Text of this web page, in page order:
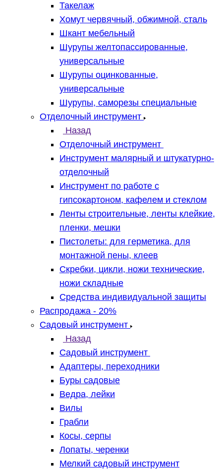
Такелаж
Хомут червячный, обжимной, сталь
Шкант мебельный
Шурупы желтопассированные,
универсальные
Шурупы оцинкованные,
универсальные
Шурупы, саморезы специальные
Отделочный инструмент
Назад
Отделочный инструмент
Инструмент малярный и штукатурно-
отделочный
Инструмент по работе с
гипсокартоном, кафелем и стеклом
Ленты строительные, ленты клейкие,
пленки, мешки
Пистолеты: для герметика, для
монтажной пены, клеев
Скребки, цикли, ножи технические,
ножи складные
Средства индивидуальной защиты
Распродажа - 20%
Садовый инструмент
Назад
Садовый инструмент
Адаптеры, переходники
Буры садовые
Ведра, лейки
Вилы
Грабли
Косы, серпы
Лопаты, черенки
Мелкий садовый инструмент